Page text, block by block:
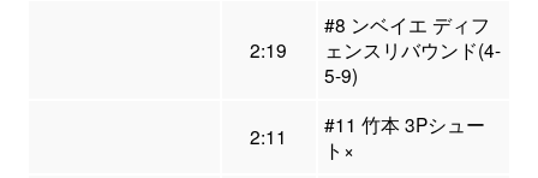
2:19
#8 ンベイエ ディフ
ェンスリバウンド(4-
5-9)
2:11
#11 竹本 3Pシュー
ト×